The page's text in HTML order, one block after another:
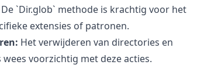
De `Dir.glob` methode is krachtig voor het
extensies of patronen.
Het verwijderen van directories en
voorzichtig met deze acties.